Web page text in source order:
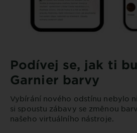
Podívej se, jak ti
Garnier barvy
Vybírání nového odstínu nebylo
si spoustu zábavy se změnou
našeho virtuálního nástroje.